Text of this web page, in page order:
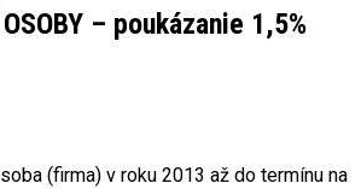
– poukázanie 1,5%
(firma) v roku 2013 až do termínu na